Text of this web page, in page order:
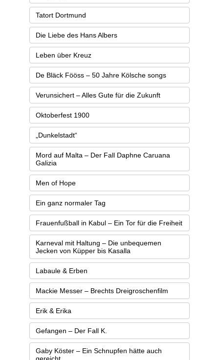
Tatort Dortmund
Die Liebe des Hans Albers
Leben über Kreuz
De Bläck Fööss – 50 Jahre Kölsche songs
Verunsichert – Alles Gute für die Zukunft
Oktoberfest 1900
„Dunkelstadt“
Mord auf Malta – Der Fall Daphne Caruana
Galizia
Men of Hope
Ein ganz normaler Tag
Frauenfußball in Kabul – Ein Tor für die Freiheit
Karneval mit Haltung – Die unbequemen
Jecken von Küpper bis Kasalla
Labaule & Erben
Mackie Messer – Brechts Dreigroschenfilm
Erik & Erika
Gefangen – Der Fall K.
Gaby Köster – Ein Schnupfen hätte auch